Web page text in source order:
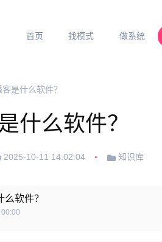
首页 找模式 做系统
是什么软件？
什么软件？
2025-10-11 14:02:04 知识库
软件？
00:00